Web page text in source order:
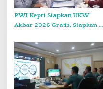
PWI Kepri Siapkan UKW
Akbar 2026 Gratis, Siapkan 6
Ketat